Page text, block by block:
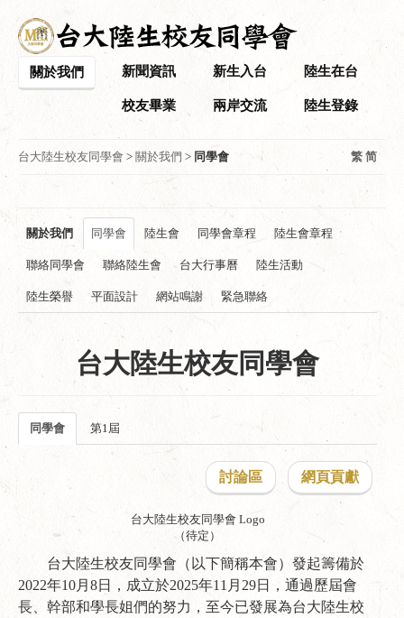
關於我們 新聞資訊 新生入台 陸生在台
校友畢業 兩岸交流 陸生登錄
台大陸生校友同學會 > 關於我們 > 同學會 繁 简
關於我們 同學會 陸生會 同學會章程 陸生會章程
聯絡同學會 聯絡陸生會 台大行事曆 陸生活動
陸生榮譽 平面設計 網站鳴謝 緊急聯絡
台大陸生校友同學會
同學會 第1屆
討論區 網頁貢獻
台大陸生校友同學會 Logo
（待定）
台大陸生校友同學會（以下簡稱本會）發起籌備於
2022年10月8日，成立於2025年11月29日，通過歷屆會
長、幹部和學長姐們的努力，至今已發展為台大陸生校